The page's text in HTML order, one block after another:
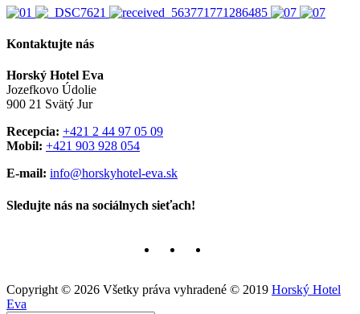
Kontaktujte nás
Horský Hotel Eva
Jozefkovo Údolie
900 21 Svätý Jur
Recepcia: +421 2 44 97 05 09
Mobil: +421 903 928 054
E-mail: info@horskyhotel-eva.sk
Sledujte nás na sociálnych sieťach!
Copyright © 2026 Všetky práva vyhradené © 2019 Horský Hotel
Eva